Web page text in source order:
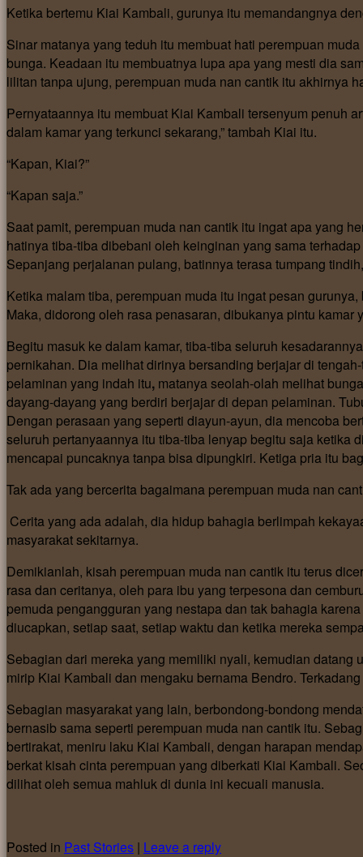
Ketika bertemu Kiai Kambali, gurunya itu memandangnya
Sinar matanya yang teduh itu membuat hati perempuan
bunga. Keadaan itu membuatnya lupa apa yang mesti dia
lilitan tanpa ujung, perempuan muda nan cantik itu akhirnya
Pernyataannya itu membuat Kiai Kambali tersenyum penuh
dalam kamar yang terkunci sekarang,” tambah Kiai itu.
“Kapan, Kiai?”
“Kapan saja.”
Saat pamit, perempuan muda nan cantik itu ingat apa yang
hatinya tiba-tiba dibebani oleh keinginan yang sama
Sepanjang perjalanan pulang, batinnya terasa tumpang
Ketika malam tiba, perempuan muda itu ingat pesan
Maka, didorong oleh rasa penasaran, dibukanya pintu kamar
Begitu masuk ke dalam kamar, tiba-tiba seluruh
pernikahan. Dia melihat dirinya bersanding berjajar di
pelaminan yang indah itu, matanya seolah-olah melihat
dayang-dayang yang berdiri berjajar di depan pelaminan.
Dengan perasaan yang seperti diayun-ayun, dia mencoba
seluruh pertanyaannya itu tiba-tiba lenyap begitu saja ketika
mencapai puncaknya tanpa bisa dipungkiri. Ketiga pria itu
Tak ada yang bercerita bagaimana perempuan muda nan
Cerita yang ada adalah, dia hidup bahagia berlimpah
masyarakat sekitarnya.
Demikianlah, kisah perempuan muda nan cantik itu terus
rasa dan ceritanya, oleh para ibu yang terpesona dan
pemuda pengangguran yang nestapa dan tak bahagia
diucapkan, setiap saat, setiap waktu dan ketika mereka
Sebagian dari mereka yang memiliki nyali, kemudian
mirip Kiai Kambali dan mengaku bernama Bendro. Terkadang
Sebagian masyarakat yang lain, berbondong-bondong
bernasib sama seperti perempuan muda nan cantik itu.
bertirakat, meniru laku Kiai Kambali, dengan harapan
berkat kisah cinta perempuan yang diberkati Kiai Kambali.
dilihat oleh semua mahluk di dunia ini kecuali manusia.
Posted in Past Stories | Leave a reply